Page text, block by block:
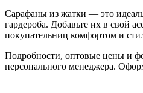
Сарафаны из жатки — это
гардероба. Добавьте их в свой
покупательниц комфортом и
Подробности, оптовые цены и
персонального менеджера.